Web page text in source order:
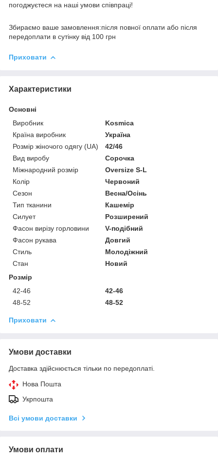
погоджуєтеся на наші умови співпраці!
Збираємо ваше замовлення:після повної оплати або після
передоплати в сутінку від 100 грн
Приховати
Характеристики
Основні
Виробник
Kosmica
Країна виробник
Україна
Розмір жіночого одягу (UA)
42/46
Вид виробу
Сорочка
Міжнародний розмір
Oversize S-L
Колір
Червоний
Сезон
Весна/Осінь
Тип тканини
Кашемір
Силует
Розширений
Фасон вирізу горловини
V-подібний
Фасон рукава
Довгий
Стиль
Молодіжний
Стан
Новий
Розмір
42-46
42-46
48-52
48-52
Приховати
Умови доставки
Доставка здійснюється тільки по передоплаті.
Нова Пошта
Укрпошта
Всі умови доставки
Умови оплати